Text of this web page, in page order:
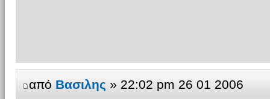
από Βασιλης » 22:02 pm 26 01 2006